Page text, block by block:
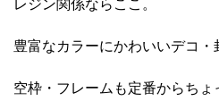
レジン関係ならここ。
豊富なカラーにかわいいデコ・
空枠・フレームも定番からち